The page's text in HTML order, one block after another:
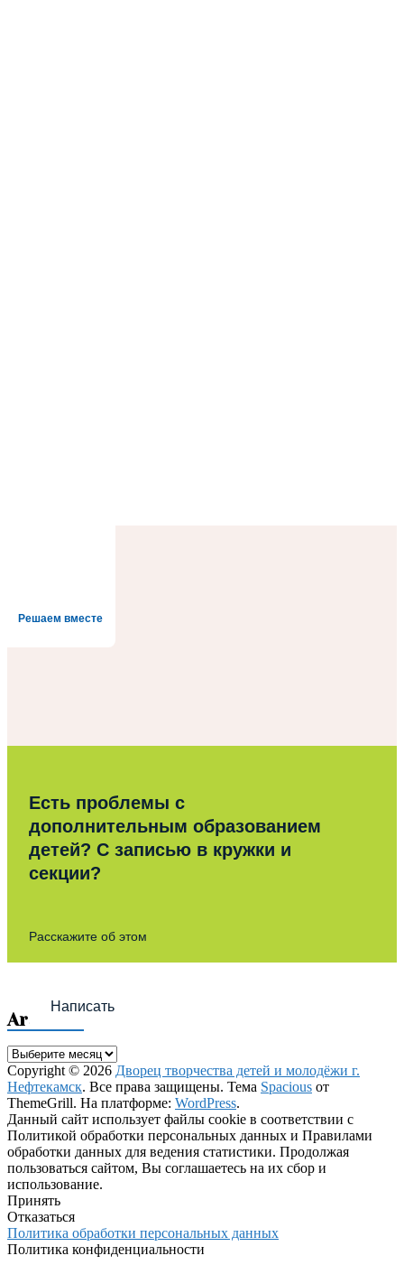
Решаем вместе
Есть проблемы с
дополнительным образованием
детей? С записью в кружки и
секции?
Расскажите об этом
Написать
Archives
Archives
Copyright © 2026 Дворец творчества детей и молодёжи г.
Нефтекамск. Все права защищены. Тема Spacious от
ThemeGrill. На платформе: WordPress.
Данный сайт использует файлы cookie в соответствии с
Политикой обработки персональных данных и Правилами
обработки данных для ведения статистики. Продолжая
пользоваться сайтом, Вы соглашаетесь на их сбор и
использование.
Принять
Отказаться
Политика обработки персональных данных
Политика конфиденциальности